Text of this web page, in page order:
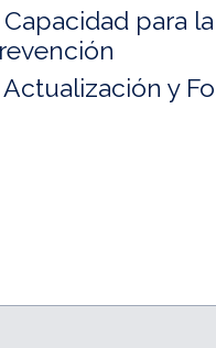
Capacidad para
Actualización y